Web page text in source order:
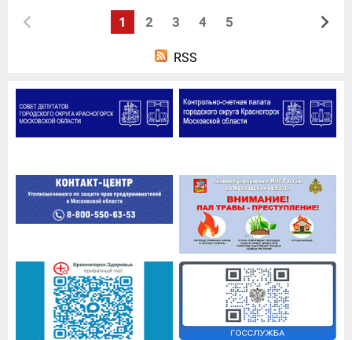
1 2 3 4 5
RSS